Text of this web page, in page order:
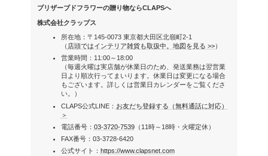
プリザーブドフラワーの贈り物ならCLAPSへ
株式会社クラップス
所在地：〒145-0073 東京都大田区北嶺町2-1
（ 店頭ではインテリア雑貨も取扱中。地図を見る >>）
営業時間：11:00～18:00
（毎週火曜は実店舗が休業日のため、発送業務は翌営業
日より順次行ってまいります。休業日は変更になる場合
もございます。詳しくは営業日カレンダーをご覧くださ
い。）
CLAPS公式LINE： お友だち登録する（無料通話に対応）
＞
電話番号： 03-3720-7539（11時～18時・火曜定休）
FAX番号：03-3728-6420
公式サイト： https://www.clapsnet.com